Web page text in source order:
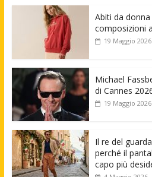
Abiti da
composizioni
19 Maggio 2026
Michael
di Cannes
19 Maggio 2026
Il re del
perché il
capo più